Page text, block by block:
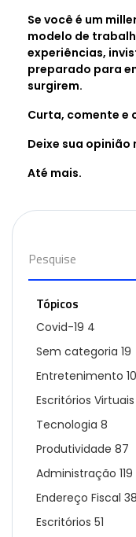
Se você é um
modelo de
experiências,
preparado para
surgirem.
Curta, comente e
Deixe sua
Até mais.
Tópicos
Covid-19 4
Sem categoria 19
Entretenimento 10
Escritórios Virtuais
Tecnologia 8
Produtividade 87
Administração 119
Endereço Fiscal 38
Escritórios 51